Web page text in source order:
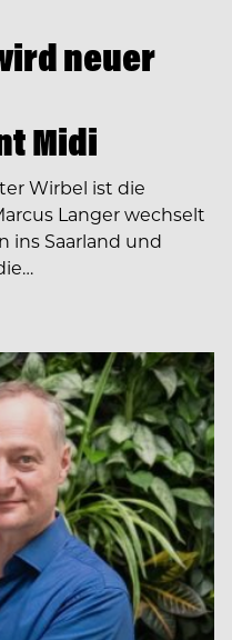
neuer
Midi
Wirbel ist die
Langer wechselt
ins Saarland und